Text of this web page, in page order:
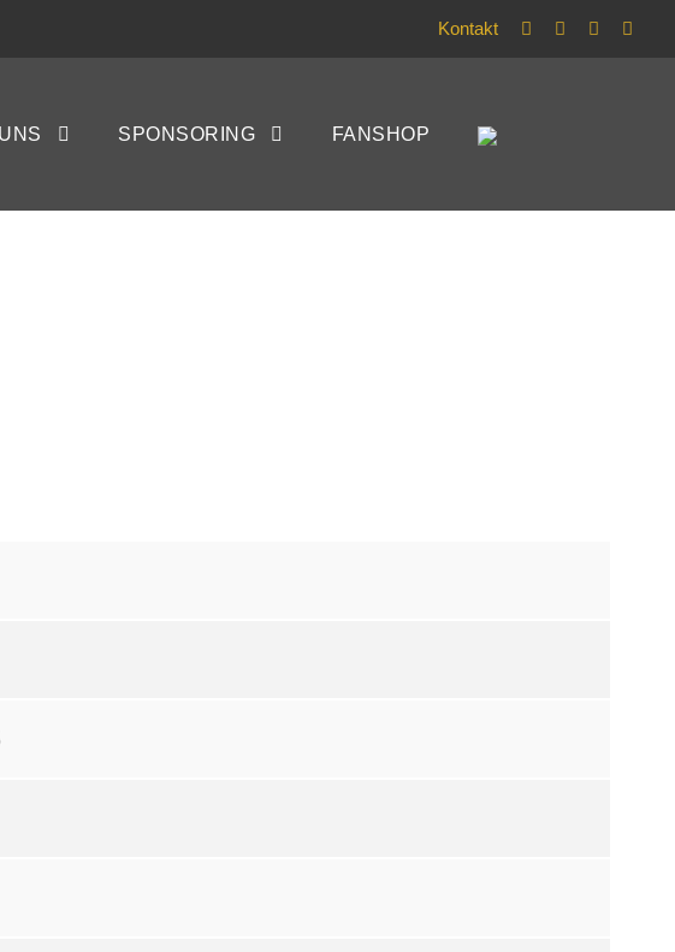
Kontakt
SPONSORING FANSHOP